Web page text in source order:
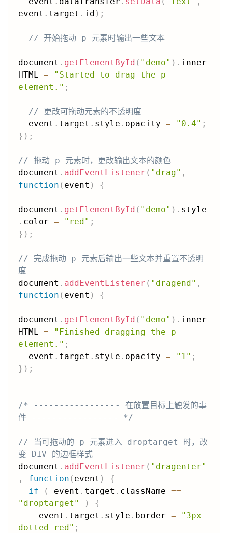
event . target . id ) ;
// 开始拖动 p 元素时输出一些文本
document . getElementById ( "demo" ) . inner
HTML =
"Started to drag the p
element." ;
// 更改可拖动元素的不透明度
  event
. target . style . opacity = "0.4" ;
} ) ;
// 拖动 p 元素时，更改输出文本的颜色
document . addEventListener ( "drag" ,
function ( event ) {
document . getElementById ( "demo" ) . style
. color = "red" ;
} ) ;
// 完成拖动 p 元素后输出一些文本并重置不透明
度
document . addEventListener ( "dragend" ,
function ( event ) {
document . getElementById ( "demo" ) . inner
HTML =
"Finished dragging the p
element." ;
  event
. target . style . opacity = "1" ;
} ) ;
/* ----------------- 在放置目标上触发的事
件 ----------------- */
// 当可拖动的 p 元素进入 droptarget 时，改
变 DIV 的边框样式
document . addEventListener ( "dragenter"
,
function ( event )
{
if
( event . target . className ==
"droptarget"
)
{
    event
. target . style . border =
"3px
dotted red" ;